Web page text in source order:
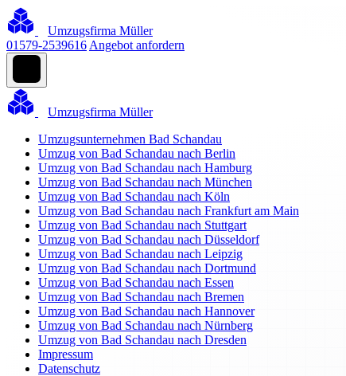
Umzugsfirma Müller
01579-2539616 Angebot anfordern
Umzugsfirma Müller
Umzugsunternehmen Bad Schandau
Umzug von Bad Schandau nach Berlin
Umzug von Bad Schandau nach Hamburg
Umzug von Bad Schandau nach München
Umzug von Bad Schandau nach Köln
Umzug von Bad Schandau nach Frankfurt am Main
Umzug von Bad Schandau nach Stuttgart
Umzug von Bad Schandau nach Düsseldorf
Umzug von Bad Schandau nach Leipzig
Umzug von Bad Schandau nach Dortmund
Umzug von Bad Schandau nach Essen
Umzug von Bad Schandau nach Bremen
Umzug von Bad Schandau nach Hannover
Umzug von Bad Schandau nach Nürnberg
Umzug von Bad Schandau nach Dresden
Impressum
Datenschutz